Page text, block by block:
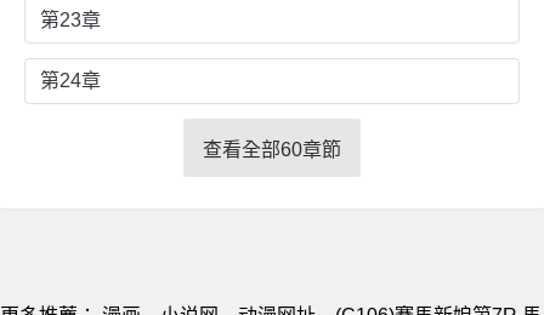
第23章
第24章
查看全部60章節